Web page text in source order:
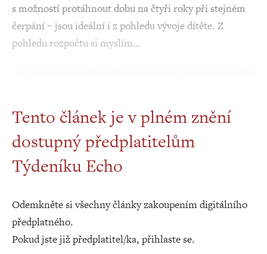
s možností protáhnout dobu na čtyři roky při stejném
čerpání – jsou ideální i z pohledu vývoje dítěte. Z
pohledu rozpočtu si myslím…
Tento článek je v plném znění
dostupný předplatitelům
Týdeníku Echo
Odemkněte si všechny články zakoupením digitálního
předplatného.
Pokud jste již předplatitel/ka, přihlaste se.